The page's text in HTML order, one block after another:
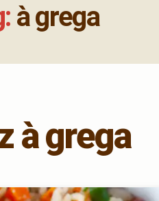
à grega
à grega